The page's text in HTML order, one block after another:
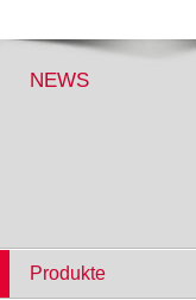
NEWS
Produkte